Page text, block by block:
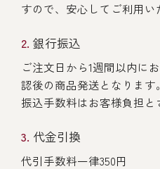
すので、安心してご利用い
銀行振込
ご注文日から1週間以内に
認後の商品発送となります。
振込手数料はお客様負担と
代金引換
代引手数料一律350円